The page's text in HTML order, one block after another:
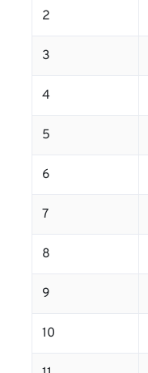
2
3
4
5
6
7
8
9
10